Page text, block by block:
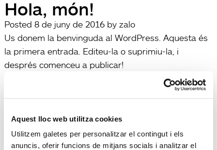
Aquest lloc web utilitza cookies
Utilitzem galetes per personalitzar el contingut i els
anuncis, oferir funcions de mitjans socials i analitzar el
Hola, món!
Posted 8 de juny de 2016 by zalo
Us donem la benvinguda al WordPress. Aquesta és
la primera entrada. Editeu-la o suprimiu-la, i
després comenceu a publicar!
Search
Search
Recent Posts
Hola, món!